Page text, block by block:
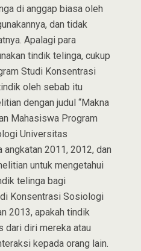
di anggap biasa oleh
dan tidak
Apalagi para
tindik telinga, cukup
Studi Konsentrasi
oleh sebab itu
dengan judul “Makna
Mahasiswa Program
Universitas
angkatan 2011, 2012, dan
untuk mengetahui
telinga bagi
Konsentrasi Sosiologi
2013, apakah tindik
dari diri mereka atau
kepada orang lain.